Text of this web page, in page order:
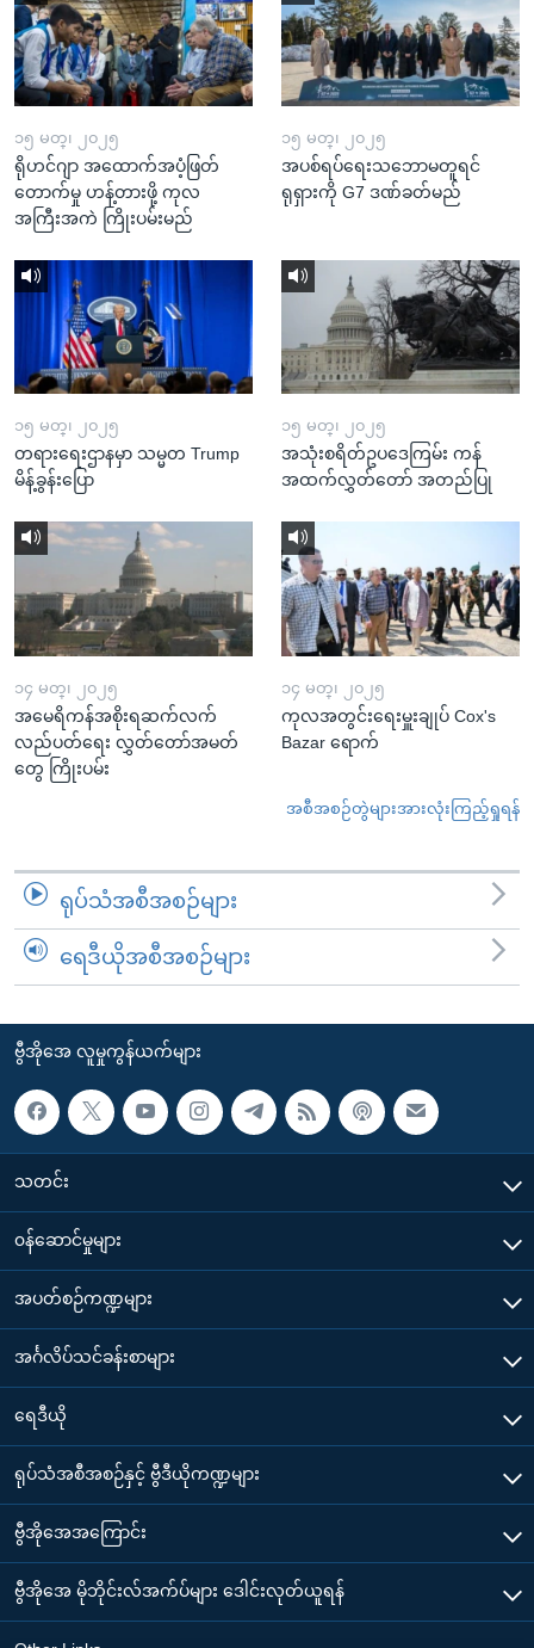
၁၅ မတ္၊ ၂၀၂၅
ရိုဟင်ဂျာ အထောက်အပံ့ဖြတ်
တောက်မှု ဟန့်တားဖို့ ကုလ
အကြီးအကဲ ကြိုးပမ်းမည်
၁၅ မတ္၊ ၂၀၂၅
အပစ်ရပ်ရေးသဘောမတူရင်
ရုရှားကို G7 ဒဏ်ခတ်မည်
၁၅ မတ္၊ ၂၀၂၅
တရားရေးဌာနမှာ သမ္မတ Trump
မိန့်ခွန်းပြော
၁၅ မတ္၊ ၂၀၂၅
အသုံးစရိတ်ဥပဒေကြမ်း ကန်
အထက်လွှတ်တော် အတည်ပြု
၁၄ မတ္၊ ၂၀၂၅
အမေရိကန်အစိုးရဆက်လက်
လည်ပတ်ရေး လွှတ်တော်အမတ်
တွေ ကြိုးပမ်း
၁၄ မတ္၊ ၂၀၂၅
ကုလအတွင်းရေးမှူးချုပ် Cox's
Bazar ရောက်
အစီအစဉ်တွဲများအားလုံးကြည့်ရှုရန်
ရုပ်သံအစီအစဉ်များ
ရေဒီယိုအစီအစဉ်များ
ဗွီအိုအေ လူမှုကွန်ယက်များ
သတင်း
၀န်ဆောင်မှုများ
အပတ်စဉ်ကဏ္ဍများ
အင်္ဂလိပ်သင်ခန်းစာများ
ရေဒီယို
ရုပ်သံအစီအစဉ်နှင့် ဗွီဒီယိုကဏ္ဍများ
ဗွီအိုအေအကြောင်း
ဗွီအိုအေ မိုဘိုင်းလ်အက်ပ်များ ဒေါင်းလုတ်ယူရန်